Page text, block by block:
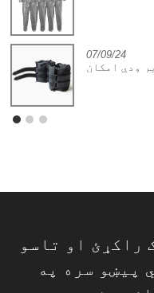
07/09/24
ودې امکان
راکړئ او تاسو
پیښو سره په